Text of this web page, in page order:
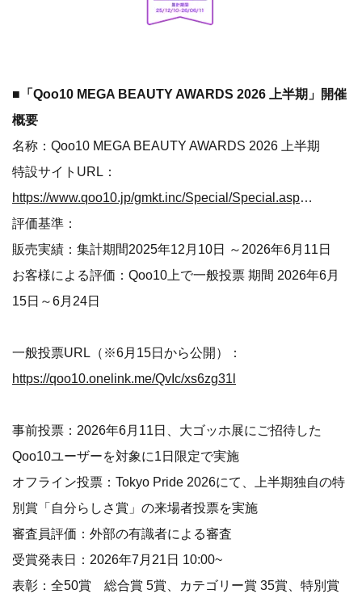
■「Qoo10 MEGA BEAUTY AWARDS 2026 上半期」開催
概要
名称：Qoo10 MEGA BEAUTY AWARDS 2026 上半期
特設サイトURL：
https://www.qoo10.jp/gmkt.inc/Special/Special.aspx?sid=2806
評価基準：
販売実績：集計期間2025年12月10日 ～2026年6月11日
お客様による評価：Qoo10上で一般投票 期間 2026年6月
15日～6月24日
一般投票URL（※6月15日から公開）：
https://qoo10.onelink.me/QvIc/xs6zg31l
事前投票：2026年6月11日、大ゴッホ展にご招待した
Qoo10ユーザーを対象に1日限定で実施
オフライン投票：Tokyo Pride 2026にて、上半期独自の特
別賞「自分らしさ賞」の来場者投票を実施
審査員評価：外部の有識者による審査
受賞発表日：2026年7月21日 10:00~
表彰：全50賞 総合賞 5賞、カテゴリー賞 35賞、特別賞